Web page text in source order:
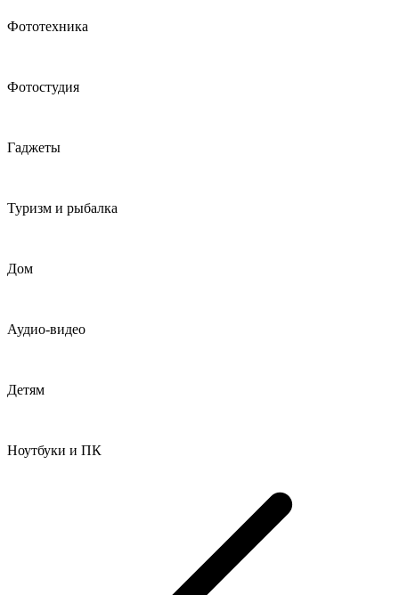
Фототехника
Фотостудия
Гаджеты
Туризм и рыбалка
Дом
Аудио-видео
Детям
Ноутбуки и ПК